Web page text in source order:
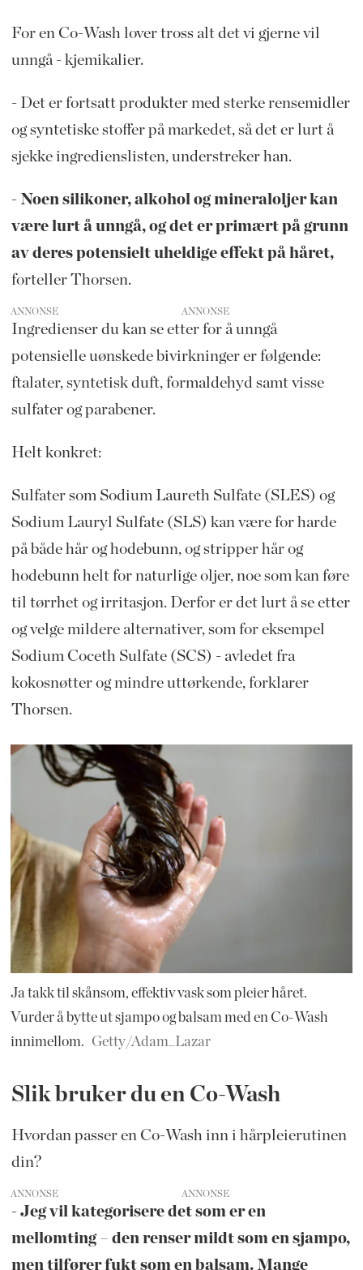
For en Co-Wash lover tross alt det vi gjerne vil
unngå - kjemikalier.
- Det er fortsatt produkter med sterke rensemidler
og syntetiske stoffer på markedet, så det er lurt å
sjekke ingredienslisten, understreker han.
- Noen silikoner, alkohol og mineraloljer kan
være lurt å unngå, og det er primært på grunn
av deres potensielt uheldige effekt på håret,
forteller Thorsen.
ANNONSE
Ingredienser du kan se etter for å unngå
potensielle uønskede bivirkninger er følgende:
ftalater, syntetisk duft, formaldehyd samt visse
sulfater og parabener.
Helt konkret:
Sulfater som Sodium Laureth Sulfate (SLES) og
Sodium Lauryl Sulfate (SLS) kan være for harde
på både hår og hodebunn, og stripper hår og
hodebunn helt for naturlige oljer, noe som kan føre
til tørrhet og irritasjon. Derfor er det lurt å se etter
og velge mildere alternativer, som for eksempel
Sodium Coceth Sulfate (SCS) - avledet fra
kokosnøtter og mindre uttørkende, forklarer
Thorsen.
Ja takk til skånsom, effektiv vask som pleier håret.
Vurder å bytte ut sjampo og balsam med en Co-Wash
innimellom.
Getty/Adam_Lazar
Slik bruker du en Co-Wash
Hvordan passer en Co-Wash inn i hårpleierutinen
din?
ANNONSE
- Jeg vil kategorisere det som er en
mellomting – den renser mildt som en sjampo,
men tilfører fukt som en balsam. Mange